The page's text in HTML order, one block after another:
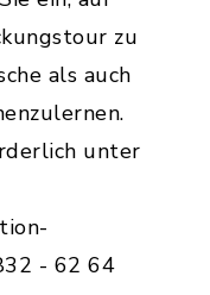
zu
als auch
unter
- 62 64